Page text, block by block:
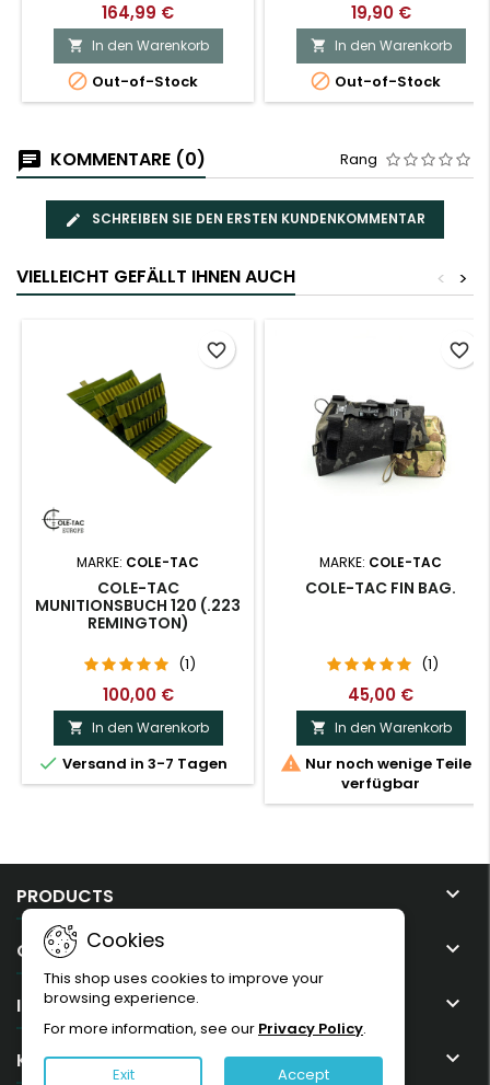
164,99 €
 In den Warenkorb
 Out-of-Stock
19,90 €
 In den Warenkorb
 Out-of-Stock
KOMMENTARE (0) Rang
SCHREIBEN SIE DEN ERSTEN KUNDENKOMMENTAR
VIELLEICHT GEFÄLLT IHNEN AUCH >
<
MARKE: COLE-TAC
COLE-TAC
MUNITIONSBUCH 120 (.223
REMINGTON)
(1)
100,00 €
 In den Warenkorb
 Versand in 3-7 Tagen
favorite_border
MARKE: COLE-TAC
COLE-TAC FIN BAG.
(1)
45,00 €
 In den Warenkorb
 Nur noch wenige Teile
verfügbar
favorite_border
PRODUCTS 
OUR COMPANY 
IHR KONTO 
KONTAKT 
Cookies
This shop uses cookies to improve your
browsing experience.
For more information, see our Privacy Policy.
Exit Accept